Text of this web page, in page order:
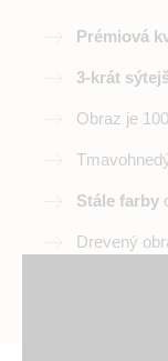
Prémiová
3-krát
Obraz je
Stále farby
Drevený